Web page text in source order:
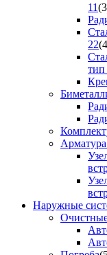
11
22
тип
Наружные